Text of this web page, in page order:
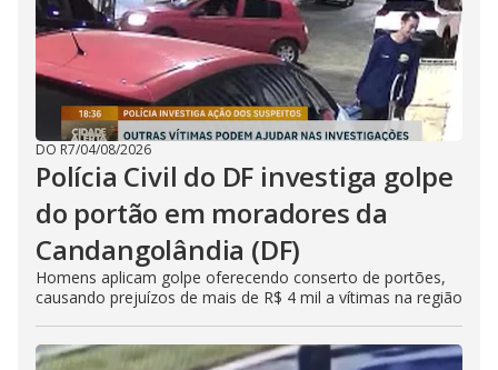
DO R7/04/08/2026
Polícia Civil do DF investiga golpe
do portão em moradores da
Candangolândia (DF)
Homens aplicam golpe oferecendo conserto de portões,
causando prejuízos de mais de R$ 4 mil a vítimas na região